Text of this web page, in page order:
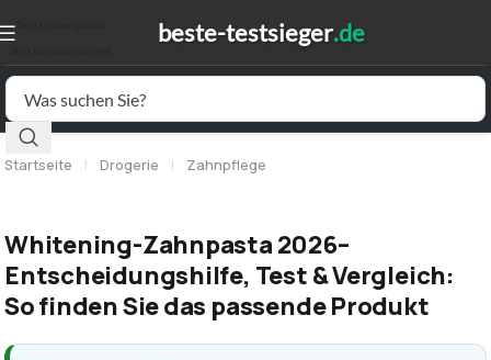
Startseite | Drogerie | Zahnpflege
Whitening-Zahnpasta 2026–
Entscheidungshilfe, Test & Vergleich:
So finden Sie das passende Produkt